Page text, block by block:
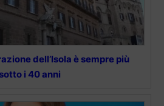
dell’Isola è sempre più
i 40 anni